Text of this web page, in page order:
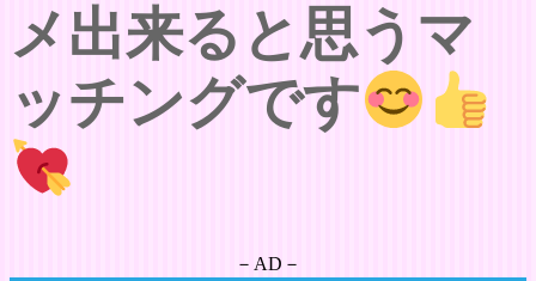
メ出来ると思うマ
ッチングです
－AD－